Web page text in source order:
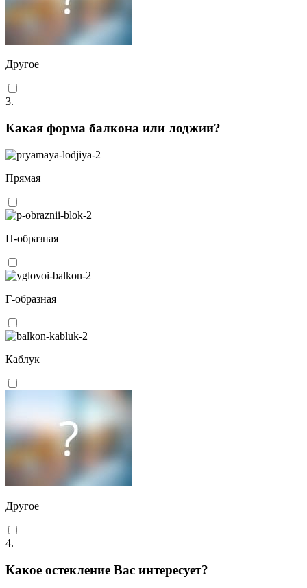
Другое
3.
Какая форма балкона или лоджии?
Прямая
П-образная
Г-образная
Каблук
Другое
4.
Какое остекление Вас интересует?